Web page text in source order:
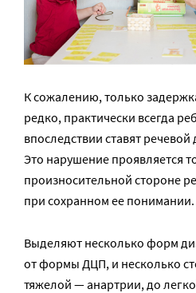
К сожалению, только
редко, практически всегда
впоследствии ставят
Это нарушение проявляется
произносительной стороне
при сохранном ее понимании.
Выделяют несколько форм
от формы ДЦП, и несколько
тяжелой — анартрии, до